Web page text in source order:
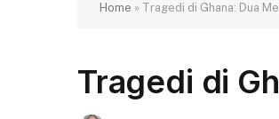
Home » Tragedi di Ghana: Dua
Tragedi di